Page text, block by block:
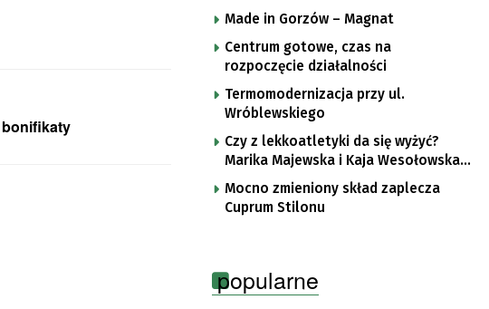
bonifikaty
Made in Gorzów – Magnat
Centrum gotowe, czas na
rozpoczęcie działalności
Termomodernizacja przy ul.
Wróblewskiego
Czy z lekkoatletyki da się wyżyć?
Marika Majewska i Kaja Wesołowska
o płotkarskiej codzienności
Mocno zmieniony skład zaplecza
Cuprum Stilonu
popularne